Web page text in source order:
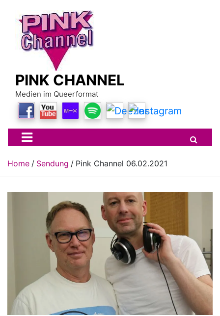
content
PINK CHANNEL
Medien im Queerformat
Home Sendung Pink Channel 06.02.2021